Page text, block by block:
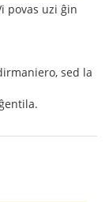
povas uzi ĝin
sed la